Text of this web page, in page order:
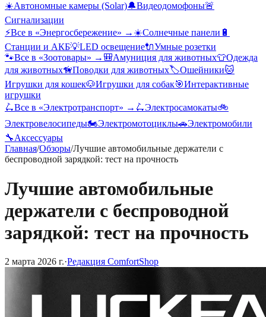
☀️Автономные камеры (Solar)🔔Видеодомофоны🚨
Сигнализации
⚡Все в «Энергосбережение» → ☀️Солнечные панели 🔋
Станции и АКБ💡LED освещение🔌Умные розетки
🐾Все в «Зоотовары» → 🎒Амуниция для животных👕Одежда
для животных🦮Поводки для животных🏷️Ошейники🐱
Игрушки для кошек🐶Игрушки для собак🎯Интерактивные
игрушки
🛴Все в «Электротранспорт» → 🛴Электросамокаты🚲
Электровелосипеды🏍️Электромотоциклы🚗Электромобили
🔧Аксессуары
Главная/Обзоры/Лучшие автомобильные держатели с
беспроводной зарядкой: тест на прочность
Лучшие автомобильные
держатели с беспроводной
зарядкой: тест на прочность
2 марта 2026 г.·Редакция ComfortShop